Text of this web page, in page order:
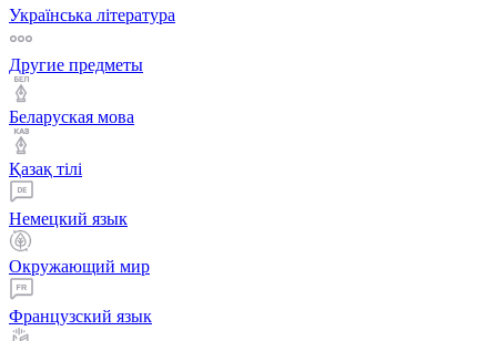
Українська література
Другие предметы
Беларуская мова
Қазақ тiлi
Немецкий язык
Окружающий мир
Французский язык